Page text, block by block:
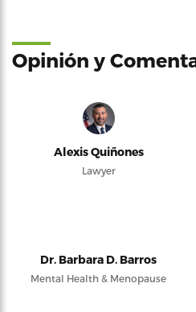
Opinión y
Alexis Quiñones
Lawyer
Dr. Barbara D. Barros
Mental Health & Menopause